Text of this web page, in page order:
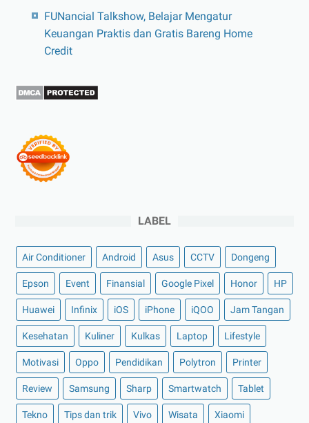
FUNancial Talkshow, Belajar Mengatur
Keuangan Praktis dan Gratis Bareng Home
Credit
LABEL
Air Conditioner Android Asus CCTV Dongeng
Epson Event Finansial Google Pixel Honor HP
Huawei Infinix iOS iPhone iQOO Jam Tangan
Kesehatan Kuliner Kulkas Laptop Lifestyle
Motivasi Oppo Pendidikan Polytron Printer
Review Samsung Sharp Smartwatch Tablet
Tekno Tips dan trik Vivo Wisata Xiaomi